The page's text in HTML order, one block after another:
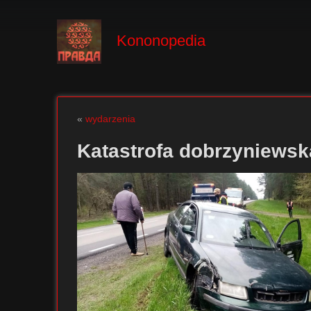
Kononopedia
« wydarzenia
Katastrofa